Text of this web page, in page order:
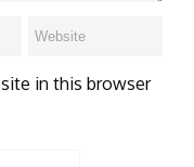
in this browser